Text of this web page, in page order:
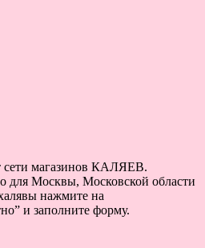
сети магазинов КАЛЯЕВ.
для Москвы, Московской области
нажмите на
и заполните форму.